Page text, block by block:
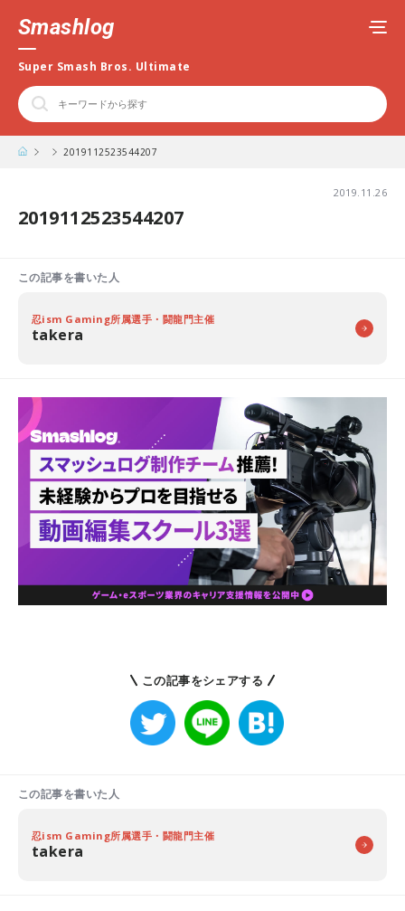
Smashlog
Super Smash Bros. Ultimate
2019112523544207
2019.11.26
2019112523544207
この記事を書いた人
忍ism Gaming所属選手・闘龍門主催
takera
この記事をシェアする
この記事を書いた人
忍ism Gaming所属選手・闘龍門主催
takera